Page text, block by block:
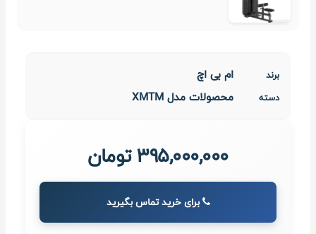
برند ام بی اچ
دسته محصولات مدل XMTM
395,000,000 تومان
برای خرید تماس بگیرید